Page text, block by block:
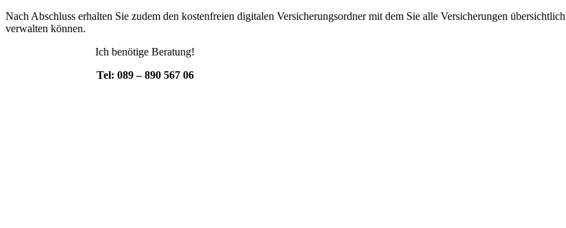
Nach Abschluss erhalten Sie zudem den kostenfreien digitalen Versicherungsordner mit dem Sie alle Versicherungen übersichtlich
verwalten können.
Ich benötige Beratung!
Tel: 089 – 890 567 06